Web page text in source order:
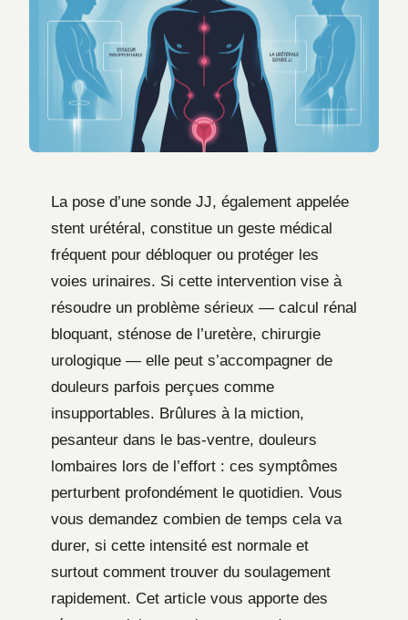
La pose d’une sonde JJ, également appelée
stent urétéral, constitue un geste médical
fréquent pour débloquer ou protéger les
voies urinaires. Si cette intervention vise à
résoudre un problème sérieux — calcul rénal
bloquant, sténose de l’uretère, chirurgie
urologique — elle peut s’accompagner de
douleurs parfois perçues comme
insupportables. Brûlures à la miction,
pesanteur dans le bas-ventre, douleurs
lombaires lors de l’effort : ces symptômes
perturbent profondément le quotidien. Vous
vous demandez combien de temps cela va
durer, si cette intensité est normale et
surtout comment trouver du soulagement
rapidement. Cet article vous apporte des